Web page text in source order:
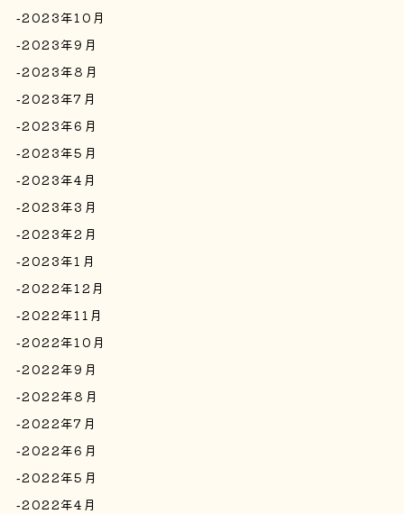
2023年10月
2023年9月
2023年8月
2023年7月
2023年6月
2023年5月
2023年4月
2023年3月
2023年2月
2023年1月
2022年12月
2022年11月
2022年10月
2022年9月
2022年8月
2022年7月
2022年6月
2022年5月
2022年4月